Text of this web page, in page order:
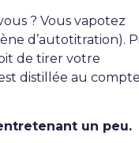
? Vous vapotez
d’autotitration).
de tirer votre
distillée au
un peu.